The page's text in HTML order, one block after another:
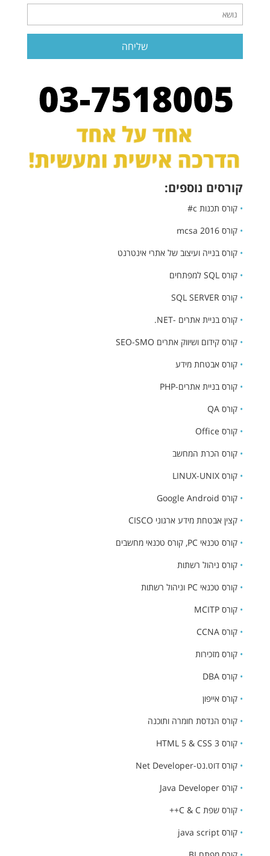
קורסים נוספים:
• קורס תכנות c#
• קורס mcsa 2016
• קורס בנייה ועיצוב של אתרי אינטרנט
• קורס SQL למפתחים
• קורס SQL SERVER
• קורס בניית אתרים -NET.
• קורס קידום ושיווק אתרים SEO-SMO
• קורס אבטחת מידע
• קורס בניית אתרים-PHP
• קורס QA
• קורס Office
• קורס הכרת המחשב
• קורס LINUX-UNIX
• קורס Google Android
• קצין אבטחת מידע ארגוני CISCO
• קורס טכנאי PC, קורס טכנאי מחשבים
• קורס ניהול רשתות
• קורס טכנאי PC וניהול רשתות
• קורס MCITP
• קורס CCNA
• קורס מזכירות
• קורס DBA
• קורס אייפון
• קורס הנדסת חומרה ותוכנה
• קורס HTML 5 & CSS 3
• קורס דוט.נט-Net Developer
• קורס Java Developer
• קורס שפת C & C++
• קורס java script